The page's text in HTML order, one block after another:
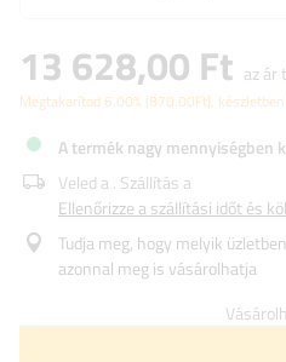
13 628,00 Ft az ár
Megtakarítod 6.00% (870.00Ft),
A termék nagy mennyiségben
Veled a. Szállítás a
Ellenőrizze a szállítási időt és
Tudja meg, hogy melyik
azonnal meg is vásárolhatja